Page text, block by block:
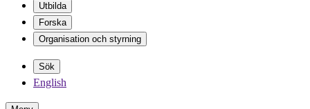
Utbilda
Forska
Organisation och styrning
Sök
English